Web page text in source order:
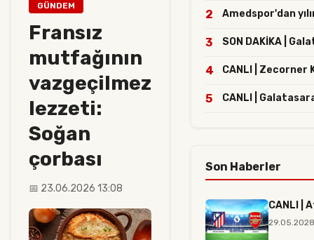
GÜNDEM
Fransız
mutfağının
vazgeçilmez
lezzeti:
Soğan
çorbası
📅 23.06.2026 13:08
2 Amedspor'dan
3 SON DAKİKA |
4 CANLI | Zecorner
5 CANLI |
Son Haberler
CANLI |